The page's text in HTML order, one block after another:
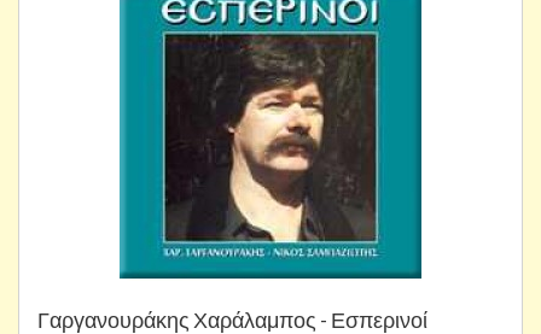
Γαργανουράκης Χαράλαμπος - Εσπερινοί